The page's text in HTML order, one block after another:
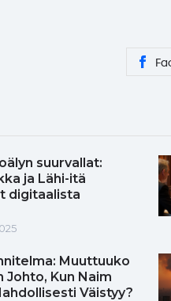
suurvallat:
ja Lähi-itä
digitaalista
Muuttuuko
Johto, Kun Naim
Väistyy?